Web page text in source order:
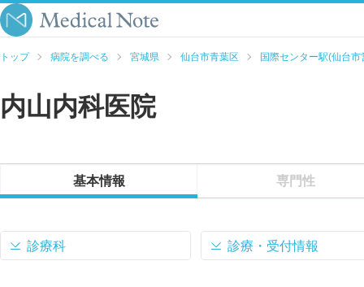
トップ 病院を調べる 宮城県 仙台市青葉区 国際センター駅(仙台
内山内科医院
基本情報 専門性
診療科 診療・受付情報